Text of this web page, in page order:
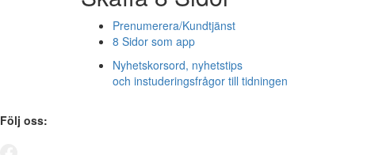
Prenumerera/Kundtjänst
8 Sidor som app
Nyhetskorsord, nyhetstips
och instuderingsfrågor till tidningen
Följ oss: